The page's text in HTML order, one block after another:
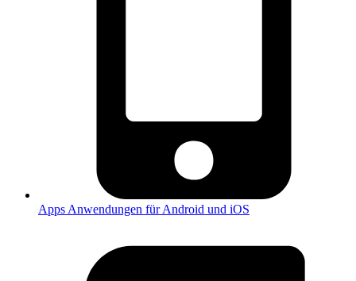
Apps Anwendungen für Android und iOS